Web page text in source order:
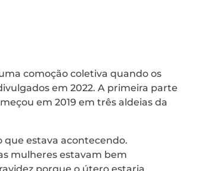
comoção coletiva quando os
em 2022. A primeira parte
em 2019 em três aldeias da
que estava acontecendo.
mulheres estavam bem